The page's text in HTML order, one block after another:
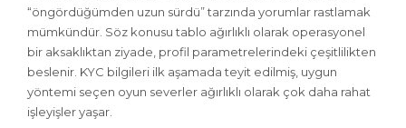
“öngördüğümden uzun sürdü” tarzında yorumlar rastlamak
mümkündür. Söz konusu tablo ağırlıklı olarak operasyonel
bir aksaklıktan ziyade, profil parametrelerindeki çeşitlilikten
beslenir. KYC bilgileri ilk aşamada teyit edilmiş, uygun
yöntemi seçen oyun severler ağırlıklı olarak çok daha rahat
işleyişler yaşar.